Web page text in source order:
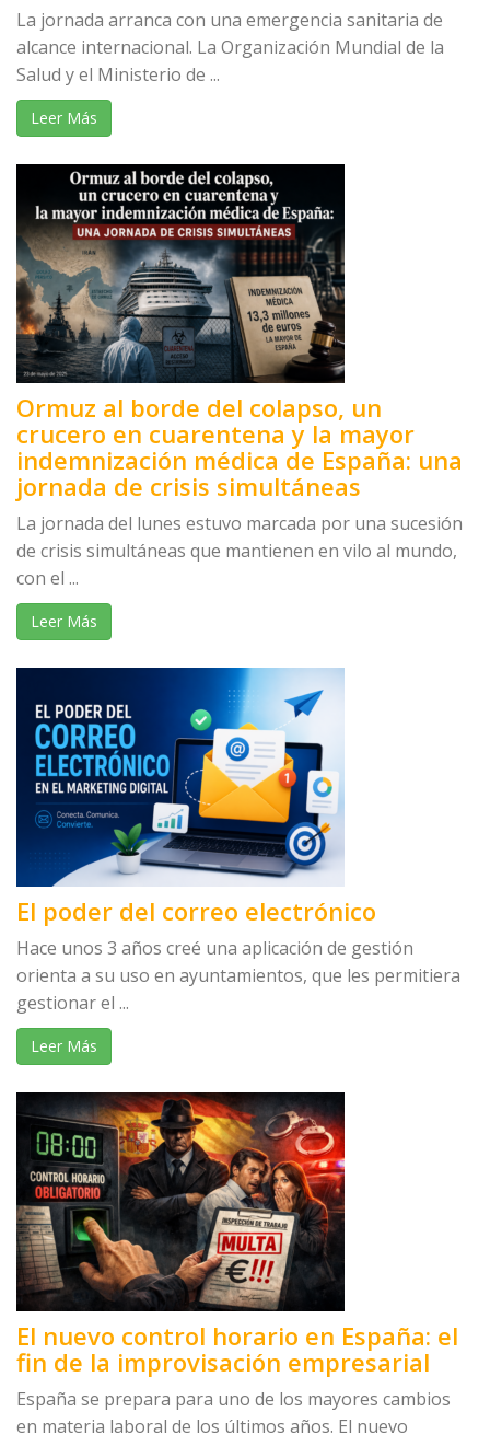
La jornada arranca con una emergencia sanitaria de
alcance internacional. La Organización Mundial de la
Salud y el Ministerio de ...
Leer Más
Ormuz al borde del colapso, un
crucero en cuarentena y la mayor
indemnización médica de España: una
jornada de crisis simultáneas
La jornada del lunes estuvo marcada por una sucesión
de crisis simultáneas que mantienen en vilo al mundo,
con el ...
Leer Más
El poder del correo electrónico
Hace unos 3 años creé una aplicación de gestión
orienta a su uso en ayuntamientos, que les permitiera
gestionar el ...
Leer Más
El nuevo control horario en España: el
fin de la improvisación empresarial
España se prepara para uno de los mayores cambios
en materia laboral de los últimos años. El nuevo